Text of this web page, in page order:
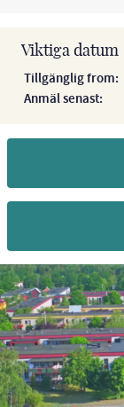
Viktiga datum
Tillgänglig from:
Anmäl senast: